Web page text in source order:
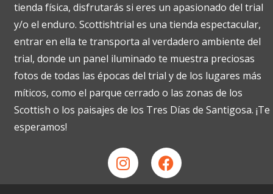
tienda física, disfrutarás si eres un apasionado del trial
y/o el enduro. Scottishtrial es una tienda espectacular,
entrar en ella te transporta al verdadero ambiente del
trial, donde un panel iluminado te muestra preciosas
fotos de todas las épocas del trial y de los lugares más
míticos, como el parque cerrado o las zonas de los
Scottish o los paisajes de los Tres Días de Santigosa. ¡Te
esperamos!